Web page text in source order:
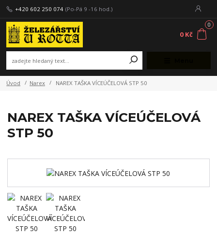
+420 602 250 074 (Po-Pá 9 -16 hod.)
0
0 Kč
Úvod Narex NAREX TAŠKA VÍCEÚČELOVÁ STP 50
NAREX TAŠKA VÍCEÚČELOVÁ
STP 50